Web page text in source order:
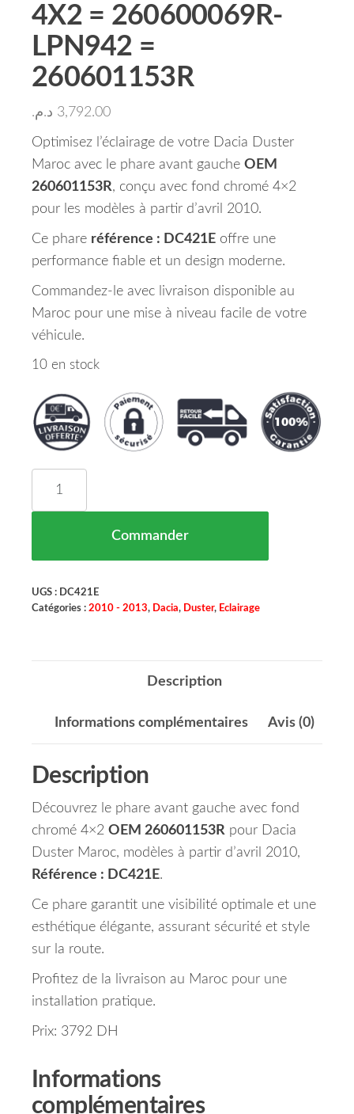
4X2 = 260600069R-
LPN942 =
260601153R
3,792.00 د.م.
Optimisez l’éclairage de votre Dacia Duster
Maroc avec le phare avant gauche OEM
260601153R, conçu avec fond chromé 4×2
pour les modèles à partir d’avril 2010.
Ce phare référence : DC421E offre une
performance fiable et un design moderne.
Commandez-le avec livraison disponible au
Maroc pour une mise à niveau facile de votre
véhicule.
10 en stock
Commander
UGS : DC421E
Catégories : 2010 - 2013, Dacia, Duster, Eclairage
Description
Informations complémentaires Avis (0)
Description
Découvrez le phare avant gauche avec fond
chromé 4×2 OEM 260601153R pour Dacia
Duster Maroc, modèles à partir d’avril 2010,
Référence : DC421E.
Ce phare garantit une visibilité optimale et une
esthétique élégante, assurant sécurité et style
sur la route.
Profitez de la livraison au Maroc pour une
installation pratique.
Prix: 3792 DH
Informations
complémentaires